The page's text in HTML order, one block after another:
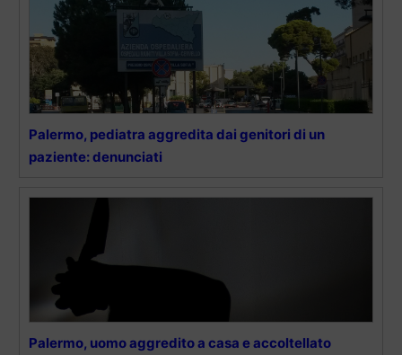
Palermo, pediatra aggredita dai genitori di un
paziente: denunciati
Palermo, uomo aggredito a casa e accoltellato